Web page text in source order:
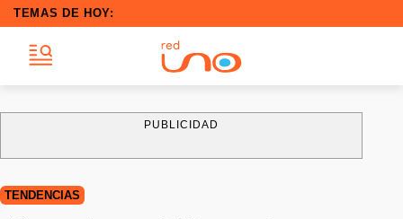
TEMAS DE HOY:
PUBLICIDAD
TENDENCIAS